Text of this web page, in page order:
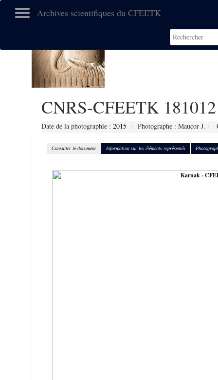
Archives scientifiques du CFEETK
CNRS-CFEETK 181012
Date de la photographie : 2015 Photographe : Maucor J.
Consulter le document Information sur les éléments représentés